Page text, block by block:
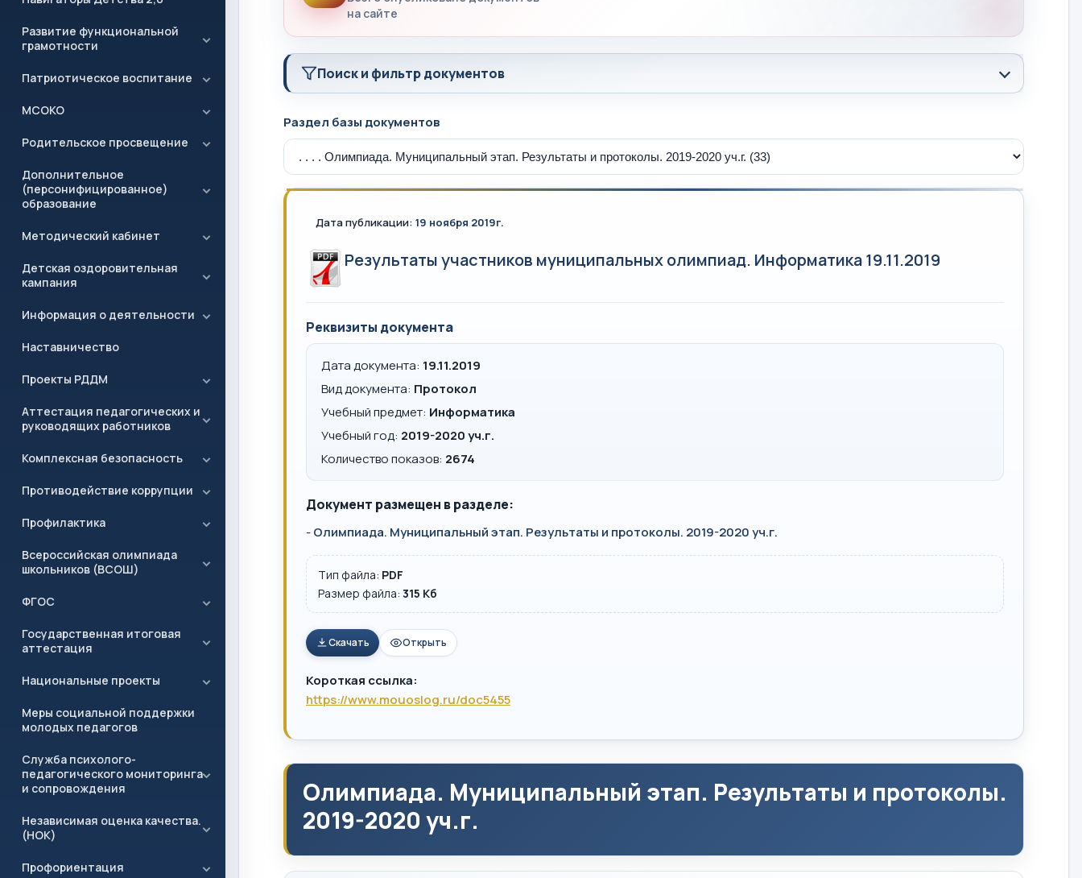
Развитие функциональной
грамотности
Патриотическое воспитание
МСОКО
Родительское просвещение
Дополнительное
(персонифицированное)
образование
Методический кабинет
Детская оздоровительная
кампания
Информация о деятельности
Наставничество
Проекты РДДМ
Аттестация педагогических и
руководящих работников
Комплексная безопасность
Противодействие коррупции
Профилактика
Всероссийская олимпиада
школьников (ВСОШ)
ФГОС
Государственная итоговая
аттестация
Национальные проекты
Меры социальной поддержки
молодых педагогов
Служба психолого-
педагогического мониторинга
и сопровождения
Независимая оценка качества.
(НОК)
Профориентация
на сайте
Поиск и фильтр документов
Раздел базы документов
Дата публикации: 19 ноября 2019г.
Результаты участников муниципальных олимпиад. Информатика 19.11.2019
Реквизиты документа
Дата документа: 19.11.2019
Вид документа: Протокол
Учебный предмет: Информатика
Учебный год: 2019-2020 уч.г.
Количество показов: 2674
Документ размещен в разделе:
-Олимпиада. Муниципальный этап. Результаты и протоколы. 2019-2020 уч.г.
Тип файла: PDF
Размер файла: 315 Кб
Скачать Открыть
Короткая ссылка:
https://www.mouoslog.ru/doc5455
Олимпиада. Муниципальный этап. Результаты и протоколы.
2019-2020 уч.г.